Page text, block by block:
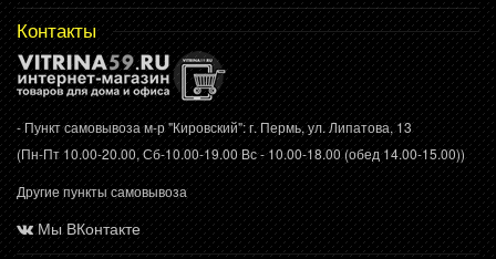
Контакты
- Пункт самовывоза м-р "Кировский": г. Пермь, ул. Липатова, 13
(Пн-Пт 10.00-20.00, Сб-10.00-19.00 Вс - 10.00-18.00 (обед 14.00-15.00))
Другие пункты самовывоза
Мы ВКонтакте